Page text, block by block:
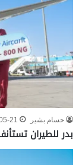
حسام بشير 21
بدر للطيران